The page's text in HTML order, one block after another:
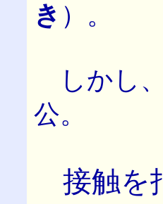
き ）。
しかし
公。
接触を